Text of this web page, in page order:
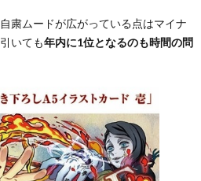
粛ムードが広がっている点はマイナ
いても年内に1位となるのも時間の問